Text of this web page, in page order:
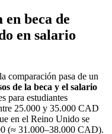
beca de
en salario
comparación pasa de un
de la beca y el salario
para estudiantes
25.000 y 35.000 CAD
en el Reino Unido se
(≈ 31.000–38.000 CAD).